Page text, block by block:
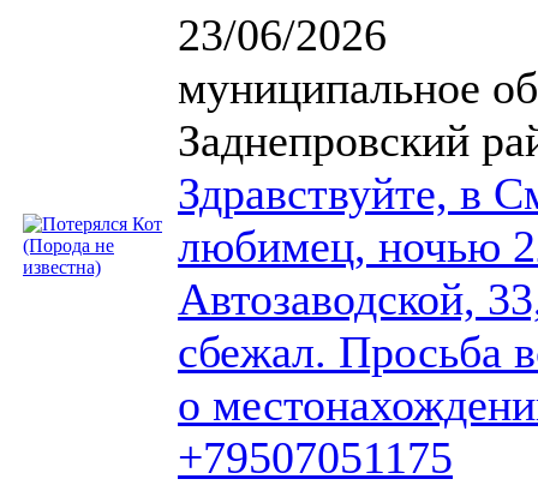
23/06/2026
муниципальное
Заднепровский
Здравствуйте, в
любимец, ночью
Автозаводской,
сбежал. Просьба
о
+79507051175